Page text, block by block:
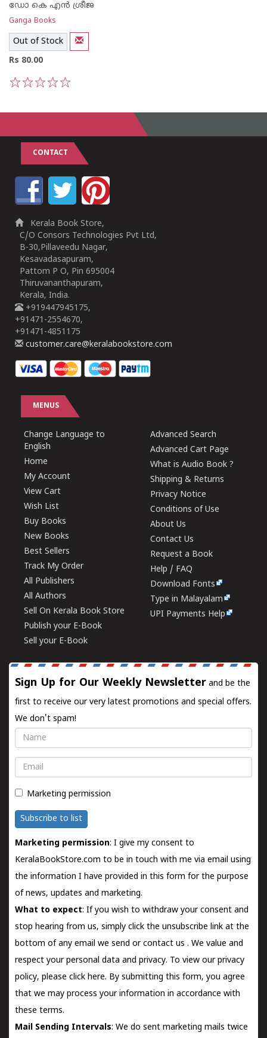
ഡോ കെ എന്‍ ശ്രീജ
Ganga Books
Out of Stock
Rs 80.00
CONTACT
Kerala Book Store,
C/O Consors Technologies Pvt Ltd,
B-30,Pillaveedu Nagar,
Kesavadasapuram,
Pattom P O, Pin 695004
Thiruvananthapuram,
Kerala, India.
+919447945175,
+91471-2554670,
+91471-4851175
customer.care@keralabookstore.com
MENUS
Change Language to
English
Home
My Account
View Cart
Wish List
Buy Books
New Books
Best Sellers
Track My Order
All Publishers
All Authors
Sell On Kerala Book Store
Publish your E-Book
Sell your E-Book
Advanced Search
Advanced Cart Page
What is Audio Book ?
Shipping & Returns
Privacy Notice
Conditions of Use
About Us
Contact Us
Request a Book
Help / FAQ
Download Fonts
Type in Malayalam
UPI Payments Help
Sign Up for Our Weekly Newsletter and be the
first to receive our very latest promotions and special offers.
We don't spam!
Name
Email
Marketing permission
Subscribe to list
Marketing permission: I give my consent to
KeralaBookStore.com to be in touch with me via email using
the information I have provided in this form for the purpose
of news, updates and marketing.
What to expect: If you wish to withdraw your consent and
stop hearing from us, simply click the unsubscribe link at the
bottom of any email we send orcontact us . We value and
respect your personal data and privacy. To view our privacy
policy, please click here. By submitting this form, you agree
that we may process your information in accordance with
these terms.
Mail Sending Intervals: We do sent marketing mails twice